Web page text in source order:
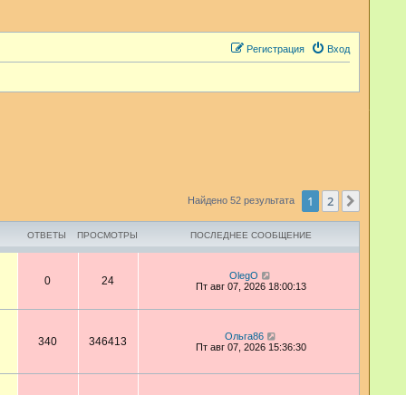
Вход
Регистрация
Найдено 52 результата 1 2
ОТВЕТЫ ПРОСМОТРЫ ПОСЛЕДНЕЕ СООБЩЕНИЕ
0 24
OlegO
Пт авг 07, 2026 18:00:13
340 346413
Ольга86
Пт авг 07, 2026 15:36:30